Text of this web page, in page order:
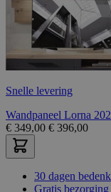
Snelle levering
Wandpaneel Lorna
€ 349,00 € 396,00
30 dagen
Gratis